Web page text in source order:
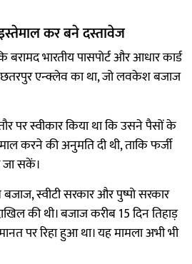
कर बने दस्तावेज
भारतीय पासपोर्ट और आधार कार्ड
छतरपुर एन्क्लेव का था, जो लवकेश बजाज
पर स्वीकार किया था कि उसने पैसों के
करने की अनुमति दी थी, ताकि फर्जी
जा सकें।
स्वीटी सरकार और पुष्पो सरकार
की थी। बजाज करीब 15 दिन तिहाड़
पर रिहा हुआ था। यह मामला अभी भी